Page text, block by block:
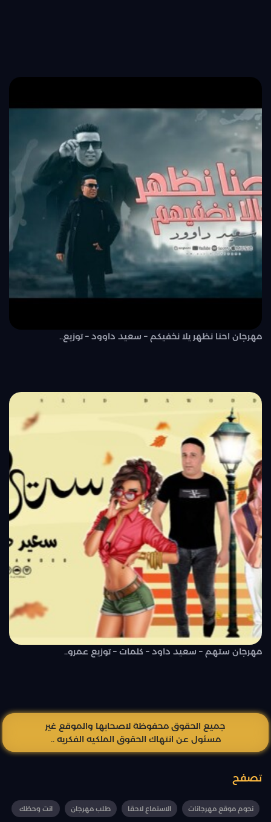
مهرجان احنا نظهر يلا نخفيكم – سعيد داوود – توزيع..
مهرجان ستهم – سعيد داود – كلمات – توزيع عمرو..
جميع الحقوق محفوظة لاصحابها والموقع غير
مسئول عن انتهاك الحقوق الملكيه الفكريه ..
تصفح
نجوم موقع مهرجانات الاستماع لاحقا طلب مهرجان انت وحظك